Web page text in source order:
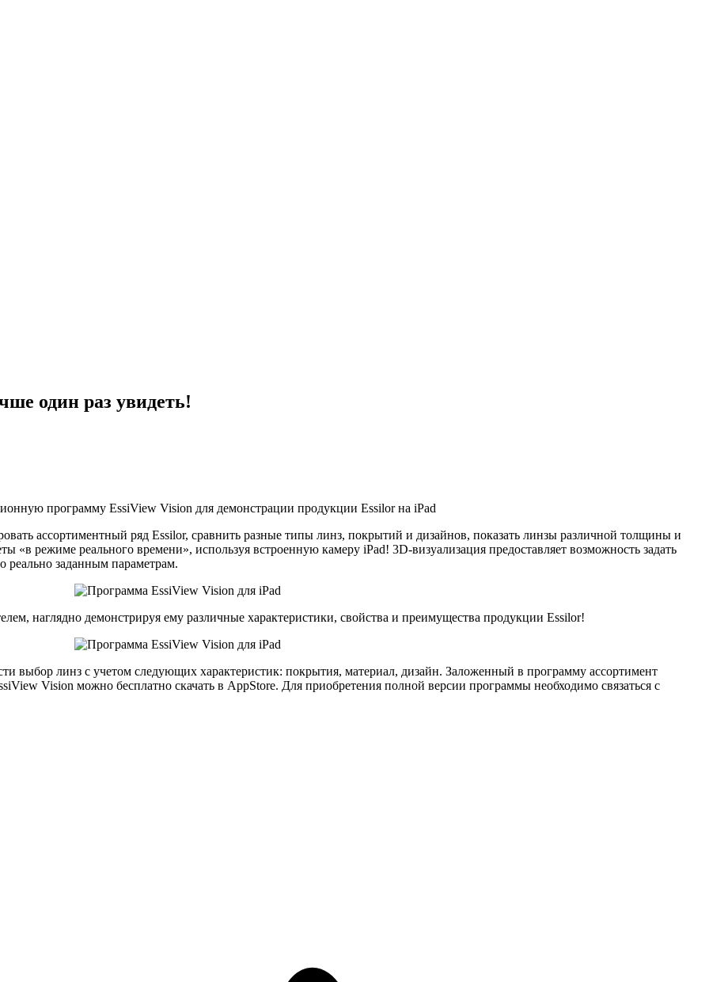
один раз увидеть!
программу EssiView Vision для демонстрации продукции Essilor на iPad
ассортиментный ряд Essilor, сравнить разные типы линз, покрытий и дизайнов, показать линзы различной толщины и
режиме реального времени», используя встроенную камеру iPad! 3D-визуализация предоставляет возможность задать
реально заданным параметрам.
наглядно демонстрируя ему различные характеристики, свойства и преимущества продукции Essilor!
выбор линз с учетом следующих характеристик: покрытия, материал, дизайн. Заложенный в программу ассортимент
Vision можно бесплатно скачать в AppStore. Для приобретения полной версии программы необходимо связаться с